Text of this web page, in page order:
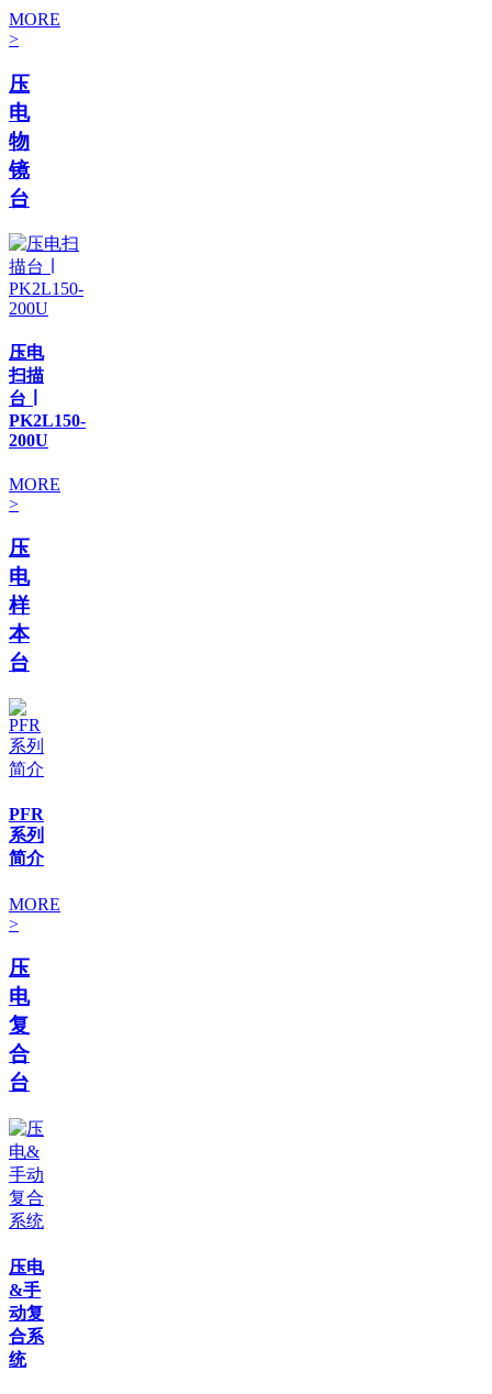
MORE
>
压
电
物
镜
台
压电
扫描
台 ∣
PK2L150-
200U
MORE
>
压
电
样
本
台
PFR
系列
简介
MORE
>
压
电
复
合
台
压电
&手
动复
合系
统